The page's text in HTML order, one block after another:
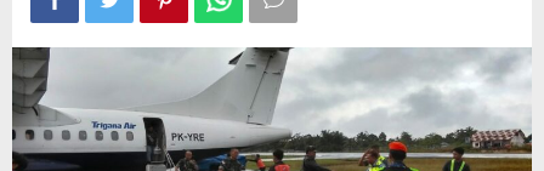
Tanah
Keamanan
Operasional